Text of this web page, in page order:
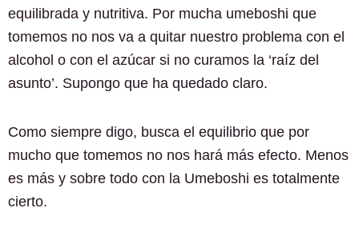
equilibrada y nutritiva. Por mucha umeboshi que
tomemos no nos va a quitar nuestro problema con el
alcohol o con el azúcar si no curamos la ‘raíz del
asunto’. Supongo que ha quedado claro.
Como siempre digo, busca el equilibrio que por
mucho que tomemos no nos hará más efecto. Menos
es más y sobre todo con la Umeboshi es totalmente
cierto.